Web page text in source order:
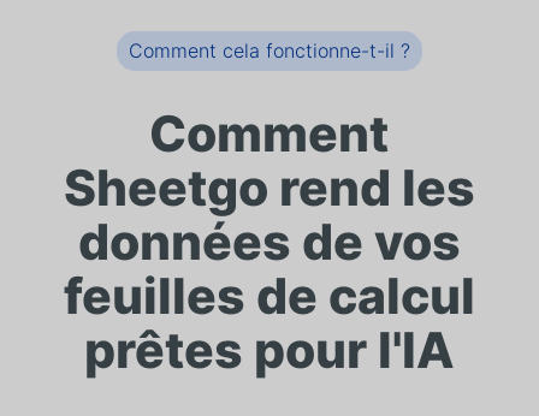
Comment cela fonctionne-t-il ?
Comment
Sheetgo rend les
données de vos
feuilles de calcul
prêtes pour l'IA